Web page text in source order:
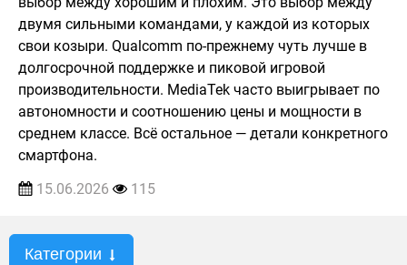
двумя сильными командами, у каждой из которых
свои козыри. Qualcomm по-прежнему чуть лучше в
долгосрочной поддержке и пиковой игровой
производительности. MediaTek часто выигрывает по
автономности и соотношению цены и мощности в
среднем классе. Всё остальное — детали конкретного
смартфона.
15.06.2026
115
Категории